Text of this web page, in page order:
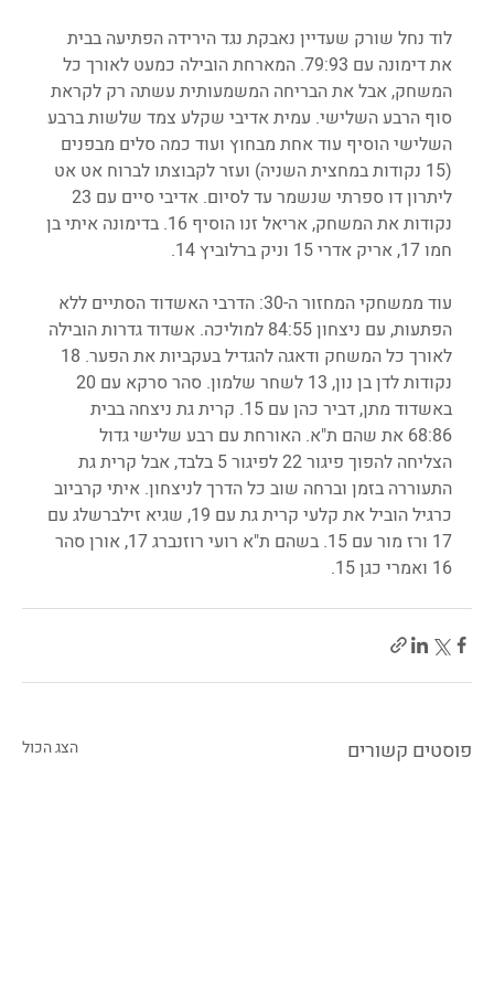
לוד נחל שורק שעדיין נאבקת נגד הירידה הפתיעה בבית
את דימונה עם 79:93. המארחת הובילה כמעט לאורך כל
המשחק, אבל את הבריחה המשמעותית עשתה רק לקראת
סוף הרבע השלישי. עמית אדיבי שקלע צמד שלשות ברבע
השלישי הוסיף עוד אחת מבחוץ ועוד כמה סלים מבפנים
(15 נקודות במחצית השניה) ועזר לקבוצתו לברוח אט אט
נקודות את המשחק, אריאל זנו הוסיף 16. בדימונה איתי בן
חמו 17, אריק אדרי 15 וניק ברלוביץ 14.
עוד ממשחקי המחזור ה-30: הדרבי האשדוד הסתיים ללא
הפתעות, עם ניצחון 84:55 למוליכה. אשדוד גדרות הובילה
באשדוד מתן, דביר כהן עם 15. קרית גת ניצחה בבית
68:86 את שהם ת"א. האורחת עם רבע שלישי גדול
הצליחה להפוך פיגור 22 לפיגור 5 בלבד, אבל קרית גת
התעוררה בזמן וברחה שוב כל הדרך לניצחון. איתי קרביוב
כרגיל הוביל את קלעי קרית גת עם 19, שגיא זילברשלג עם
17 ורז מור עם 15. בשהם ת"א רועי רוזנברג 17, אורן סהר
16 ואמרי כגן 15.
פוסטים קשורים הצג הכול